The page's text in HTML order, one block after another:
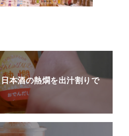
本酒の熱燗を出汁割りで